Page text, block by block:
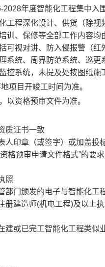
2028年度智能化工程集中入
工程深化设计、供货（除
训、保修等全部工作内容
可视对讲、防入侵报警（
系统、周界防范系统、巡
控系统，未提及处按图纸施
项目开竣工时间为准。
以资格预审文件为准。
质证书一致
人印章（或签字）或加盖投
格预审申请文件格式”的要求
照
部门颁发的电子与智能化工
册建造师(机电工程)及以上
建或已完工智能化工程类似